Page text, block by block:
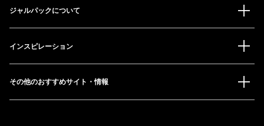
ジャルパックについて
インスピレーション
その他のおすすめサイト・情報